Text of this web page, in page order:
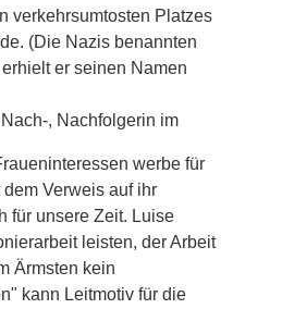
verkehrsumtosten Platzes
(Die Nazis benannten
er seinen Namen
, Nachfolgerin im
werbe für
Verweis auf ihr
für unsere Zeit. Luise
leisten, der Arbeit
Ärmsten kein
kann Leitmotiv für die